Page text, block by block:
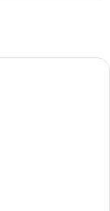
hotelkamer met een